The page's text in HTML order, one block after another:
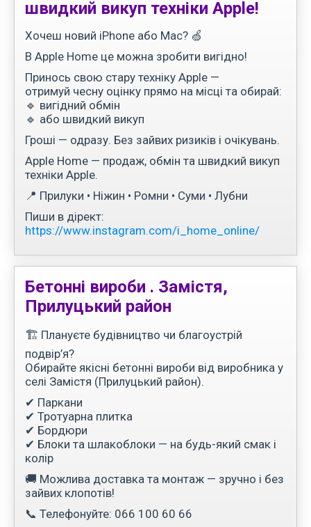
швидкий викуп техніки Apple!
Хочеш новий iPhone або Mac? 🍏
В Apple Home це можна зробити вигідно!
Принось свою стару техніку Apple —
отримуй чесну оцінку прямо на місці та обирай:
🔹 вигідний обмін
🔹 або швидкий викуп
Гроші — одразу. Без зайвих ризиків і очікувань.
Apple Home — продаж, обмін та швидкий викуп
техніки Apple.
📍 Прилуки • Ніжин • Ромни • Суми • Лубни
Пиши в дірект:
https://www.instagram.com/i_home_online/
Бетонні вироби . Замістя,
Прилуцький район
🏗 Плануєте будівництво чи благоустрій
подвір’я?
Обирайте якісні бетонні вироби від виробника у
селі Замістя (Прилуцький район).
✔ Паркани
✔ Тротуарна плитка
✔ Бордюри
✔ Блоки та шлакоблоки — на будь-який смак і
колір
🚚 Можлива доставка та монтаж — зручно і без
зайвих клопотів!
📞 Телефонуйте: 066 100 60 66